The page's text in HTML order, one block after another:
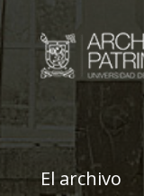
El archivo